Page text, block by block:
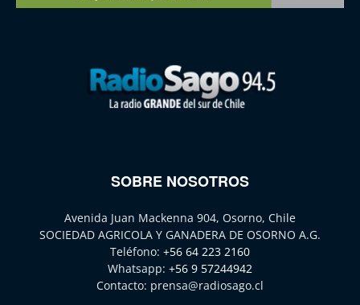
SOBRE NOSOTROS
Avenida Juan Mackenna 904, Osorno, Chile
SOCIEDAD AGRICOLA Y GANADERA DE OSORNO A.G.
Teléfono: +56 64 223 2160
Whatsapp: +56 9 57244942
Contacto: prensa@radiosago.cl